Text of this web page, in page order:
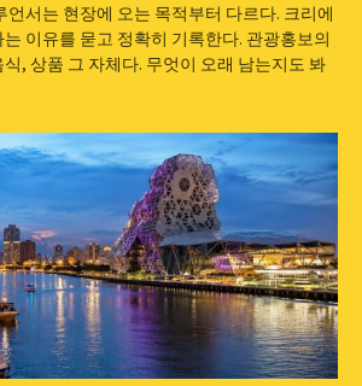
언서는 현장에 오는 목적부터 다르다. 크리에
이유를 묻고 정확히 기록한다. 관광홍보의
, 상품 그 자체다. 무엇이 오래 남는지도 봐